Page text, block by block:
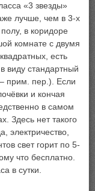
«3 звезды»
лучше, чем в 3-х
в коридоре
комнате с двумя
есть
виду стандартный
прим. пер.). Если
и кончая
в самом
Здесь нет такого
электричество,
свет горит по 5-
что бесплатно.
в сутки.